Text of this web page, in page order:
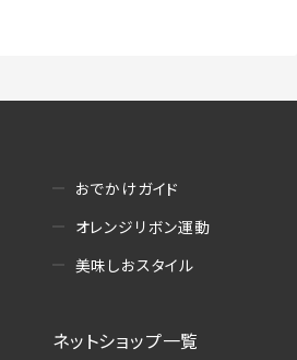
おでかけガイド
オレンジリボン運動
美味しおスタイル
ネットショップ一覧